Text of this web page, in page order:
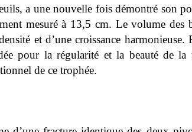
a une nouvelle fois démontré son
mesuré à 13,5 cm. Le volume
et d’une croissance
pour la régularité et la beauté de
de ce trophée.